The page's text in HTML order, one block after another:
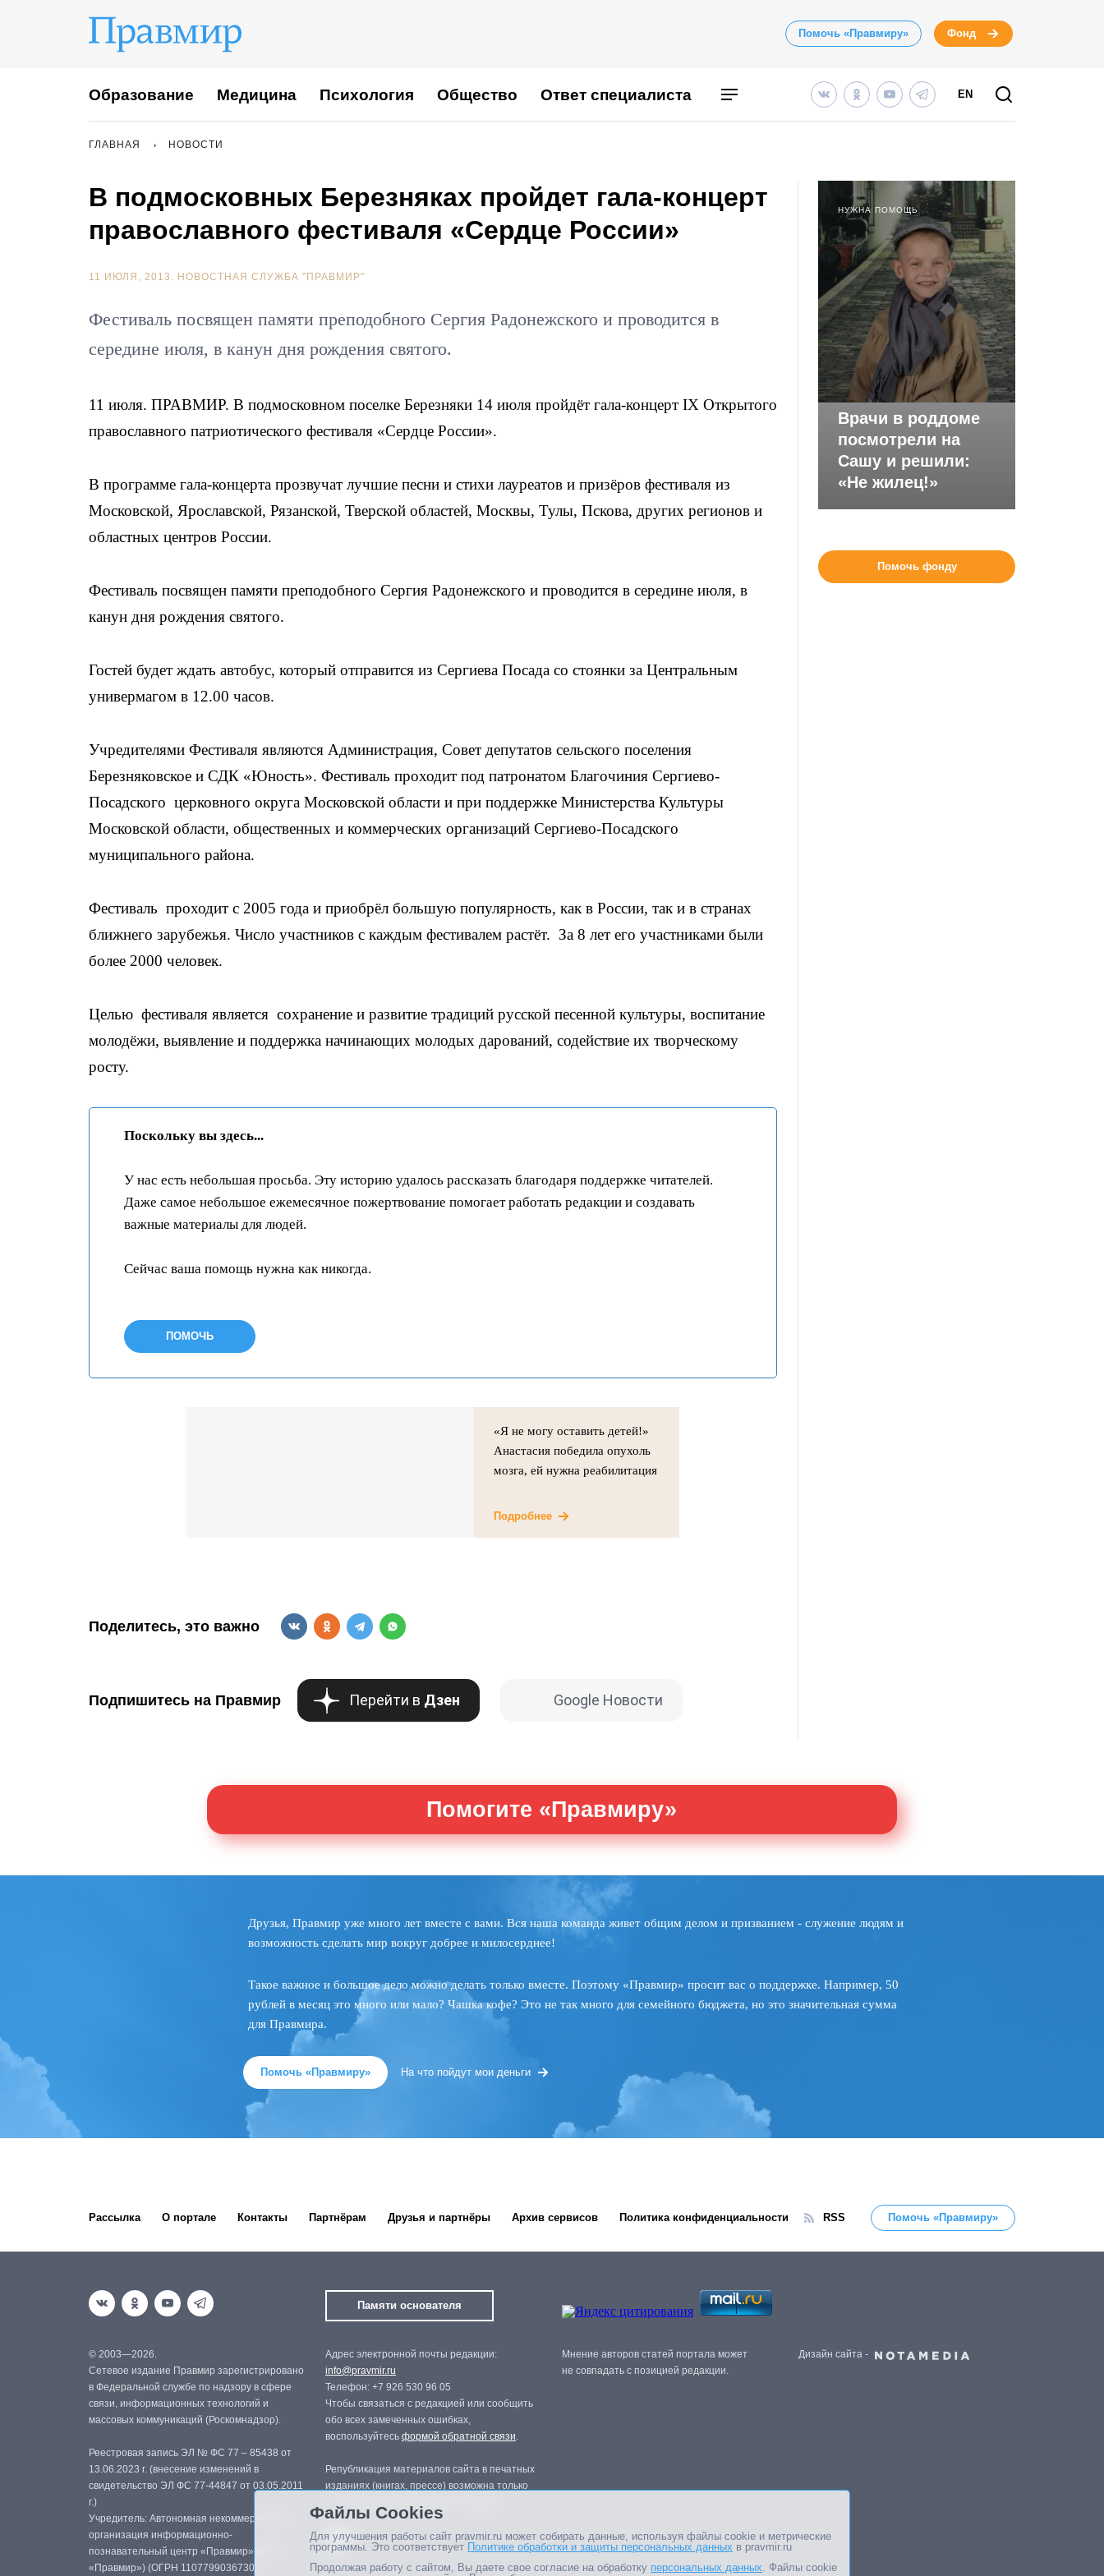
Помочь «Правмиру» Фонд
Образование Медицина Психология Общество Ответ специалиста EN
ГЛАВНАЯ НОВОСТИ
В подмосковных Березняках пройдет гала-концерт
православного фестиваля «Сердце России»
11 ИЮЛЯ, 2013. НОВОСТНАЯ СЛУЖБА "ПРАВМИР"
Фестиваль посвящен памяти преподобного Сергия Радонежского и проводится в
середине июля, в канун дня рождения святого.
11 июля. ПРАВМИР. В подмосковном поселке Березняки 14 июля пройдёт гала-концерт IX Открытого
православного патриотического фестиваля «Сердце России».
В программе гала-концерта прозвучат лучшие песни и стихи лауреатов и призёров фестиваля из
Московской, Ярославской, Рязанской, Тверской областей, Москвы, Тулы, Пскова, других регионов и
областных центров России.
Фестиваль посвящен памяти преподобного Сергия Радонежского и проводится в середине июля, в
канун дня рождения святого.
Гостей будет ждать автобус, который отправится из Сергиева Посада со стоянки за Центральным
универмагом в 12.00 часов.
Учредителями Фестиваля являются Администрация, Совет депутатов сельского поселения
Березняковское и СДК «Юность». Фестиваль проходит под патронатом Благочиния Сергиево-
Посадского церковного округа Московской области и при поддержке Министерства Культуры
Московской области, общественных и коммерческих организаций Сергиево-Посадского
муниципального района.
Фестиваль проходит с 2005 года и приобрёл большую популярность, как в России, так и в странах
ближнего зарубежья. Число участников с каждым фестивалем растёт. За 8 лет его участниками были
более 2000 человек.
Целью фестиваля является сохранение и развитие традиций русской песенной культуры, воспитание
молодёжи, выявление и поддержка начинающих молодых дарований, содействие их творческому
росту.
Поскольку вы здесь...
У нас есть небольшая просьба. Эту историю удалось рассказать благодаря поддержке читателей.
Даже самое небольшое ежемесячное пожертвование помогает работать редакции и создавать
важные материалы для людей.
Сейчас ваша помощь нужна как никогда.
ПОМОЧЬ
«Я не могу оставить детей!»
Анастасия победила опухоль
мозга, ей нужна реабилитация
Подробнее
Поделитесь, это важно
Подпишитесь на Правмир Перейти в Дзен Google Новости
НУЖНА ПОМОЩЬ
Врачи в роддоме
посмотрели на
Сашу и решили:
«Не жилец!»
Помочь фонду
Помогите «Правмиру»
Друзья, Правмир уже много лет вместе с вами. Вся наша команда живет общим делом и призванием - служение людям и
возможность сделать мир вокруг добрее и милосерднее!
Такое важное и большое дело можно делать только вместе. Поэтому «Правмир» просит вас о поддержке. Например, 50
рублей в месяц это много или мало? Чашка кофе? Это не так много для семейного бюджета, но это значительная сумма
для Правмира.
Помочь «Правмиру» На что пойдут мои деньги
Рассылка О портале Контакты Партнёрам Друзья и партнёры Архив сервисов Политика конфиденциальности RSS Помочь «Правмиру»
Памяти основателя
© 2003—2026.
Сетевое издание Правмир зарегистрировано
в Федеральной службе по надзору в сфере
связи, информационных технологий и
массовых коммуникаций (Роскомнадзор).
Реестровая запись ЭЛ № ФС 77 – 85438 от
13.06.2023 г. (внесение изменений в
свидетельство ЭЛ ФС 77-44847 от 03.05.2011
г.)
Учредитель: Автономная некоммерческая
организация информационно-
познавательный центр «Правмир» (АНО
«Правмир») (ОГРН 1107799036730)
Адрес электронной почты редакции:
info@pravmir.ru
Телефон: +7 926 530 96 05
Чтобы связаться с редакцией или сообщить
обо всех замеченных ошибках,
воспользуйтесь формой обратной связи.
Републикация материалов сайта в печатных
изданиях (книгах, прессе) возможна только
Мнение авторов статей портала может
не совпадать с позицией редакции.
Дизайн сайта -
Файлы Cookies
Для улучшения работы сайт pravmir.ru может собирать данные, используя файлы cookie и метрические
программы. Это соответствует Политике обработки и защиты персональных данных в pravmir.ru
Продолжая работу с сайтом, Вы даете свое согласие на обработку персональных данных. Файлы cookie